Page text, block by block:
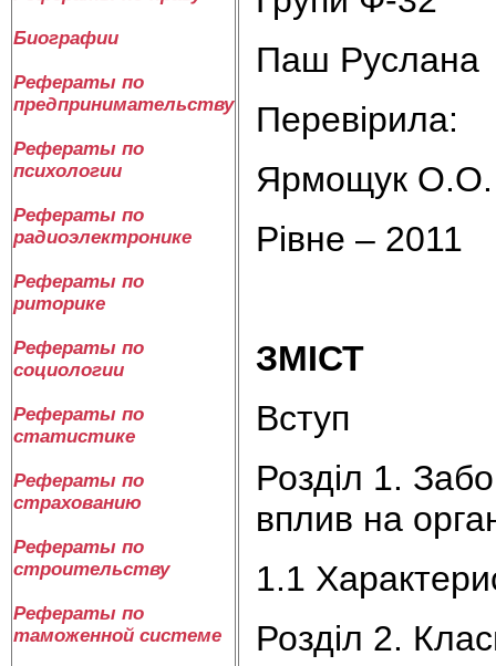
Биографии
Рефераты по
предпринимательству
Рефераты по
психологии
Рефераты по
радиоэлектронике
Рефераты по
риторике
Рефераты по
социологии
Рефераты по
статистике
Рефераты по
страхованию
Рефераты по
строительству
Рефераты по
таможенной системе
Паш Руслана
Перевірила:
Ярмощук О.О.
Рівне – 2011
ЗМІСТ
Вступ
Розділ 1.
вплив на
1.1
Розділ 2.